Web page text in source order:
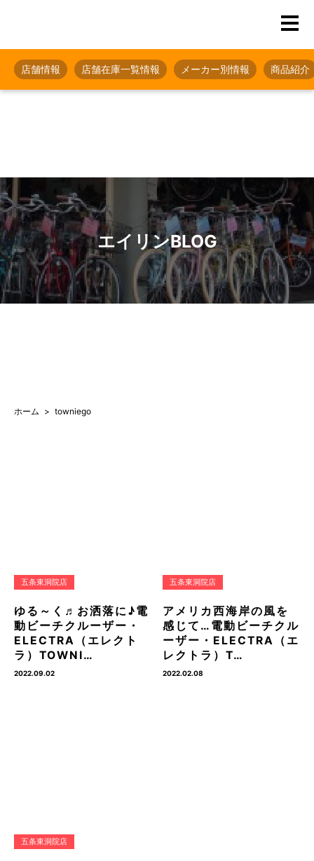
店舗情報 店舗在庫一覧情報 メーカー別情報 商品紹介
エイリンBLOG
ホーム towniego
五条東洞院店
ゆる～く♬お洒落に♪電
動ビーチクルーザー・
ELECTRA（エレクト
ラ）TOWNI…
2022.09.02
五条東洞院店
アメリカ西海岸の風を
感じて…電動ビーチクル
ーザー・ELECTRA（エ
レクトラ）T…
2022.02.08
五条東洞院店